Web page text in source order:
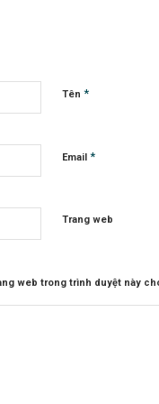
Tên *
Email *
Trang web
web trong trình duyệt này